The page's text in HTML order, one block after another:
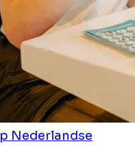
Nederlandse